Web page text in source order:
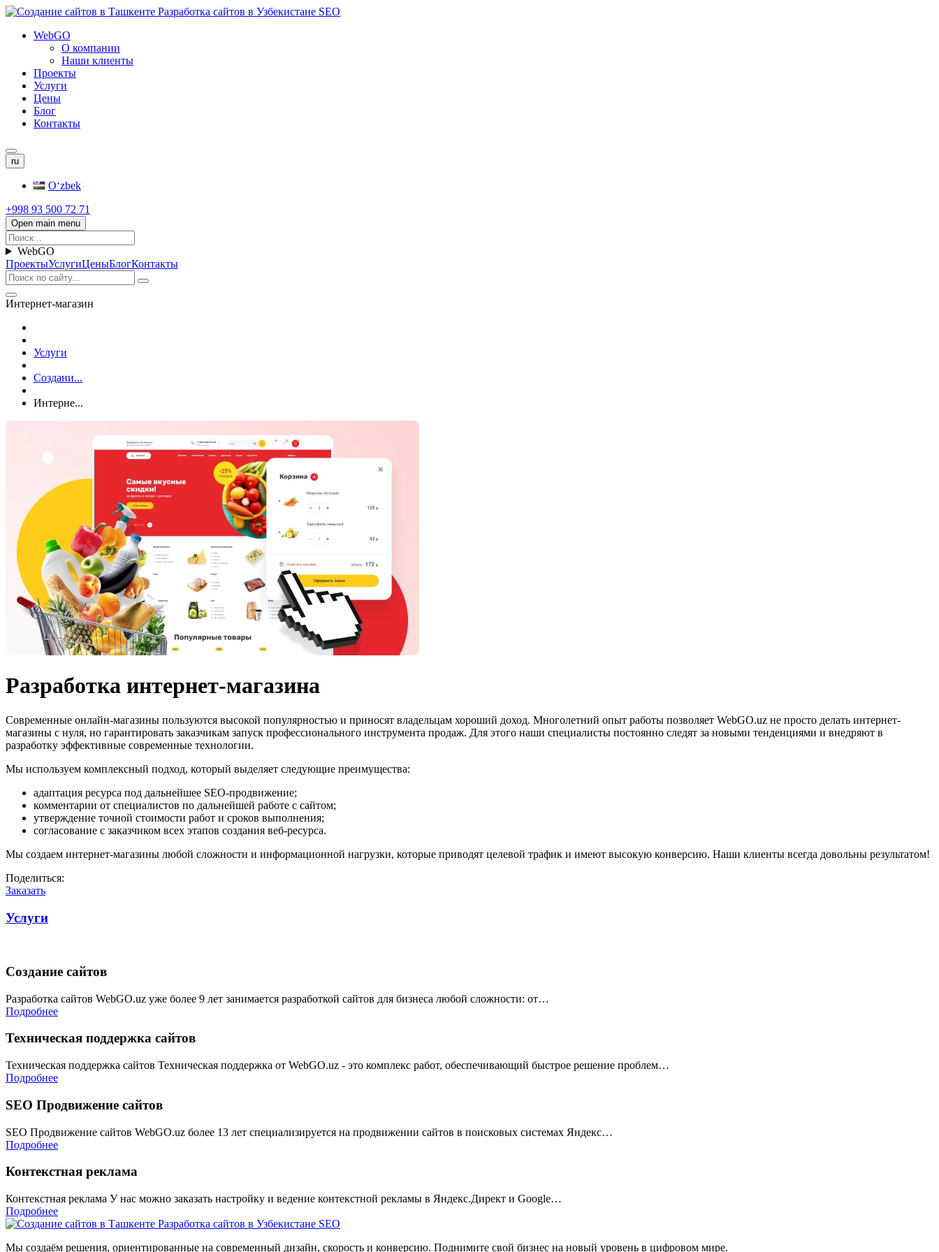
WebGO
О компании
Наши клиенты
Проекты
Услуги
Цены
Блог
Контакты
ru
Oʻzbek
+998 93 500 72 71
Open main menu
WebGO
ПроектыУслугиЦеныБлогКонтакты
Интернет-магазин
Услуги
Создани...
Интерне...
Разработка интернет-магазина
Современные онлайн-магазины пользуются высокой популярностью и приносят владельцам хороший доход. Многолетний опыт работы позволяет WebGO.uz не просто делать интернет-
магазины с нуля, но гарантировать заказчикам запуск профессионального инструмента продаж. Для этого наши специалисты постоянно следят за новыми тенденциями и внедряют в
разработку эффективные современные технологии.
Мы используем комплексный подход, который выделяет следующие преимущества:
адаптация ресурса под дальнейшее SEO-продвижение;
комментарии от специалистов по дальнейшей работе с сайтом;
утверждение точной стоимости работ и сроков выполнения;
согласование с заказчиком всех этапов создания веб-ресурса.
Мы создаем интернет-магазины любой сложности и информационной нагрузки, которые приводят целевой трафик и имеют высокую конверсию. Наши клиенты всегда довольны результатом!
Поделиться:
Заказать
Услуги
Создание сайтов
Разработка сайтов WebGO.uz уже более 9 лет занимается разработкой сайтов для бизнеса любой сложности: от…
Подробнее
Техническая поддержка сайтов
Техническая поддержка сайтов Техническая поддержка от WebGO.uz - это комплекс работ, обеспечивающий быстрое решение проблем…
Подробнее
SEO Продвижение сайтов
SEO Продвижение сайтов WebGO.uz более 13 лет специализируется на продвижении сайтов в поисковых системах Яндекс…
Подробнее
Контекстная реклама
Контекстная реклама У нас можно заказать настройку и ведение контекстной рекламы в Яндекс.Директ и Google…
Подробнее
Мы создаём решения, ориентированные на современный дизайн, скорость и конверсию. Поднимите свой бизнес на новый уровень в цифровом мире.